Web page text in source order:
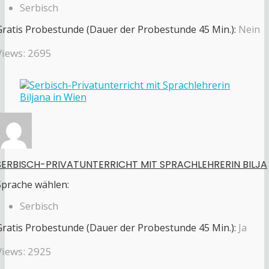
Serbisch
Probestunde (Dauer der Probestunde 45 Min.): Nein
2695
PRIVATUNTERRICHT MIT SPRACHLEHRERIN BILJA
wählen:
Serbisch
Probestunde (Dauer der Probestunde 45 Min.): Ja
2925